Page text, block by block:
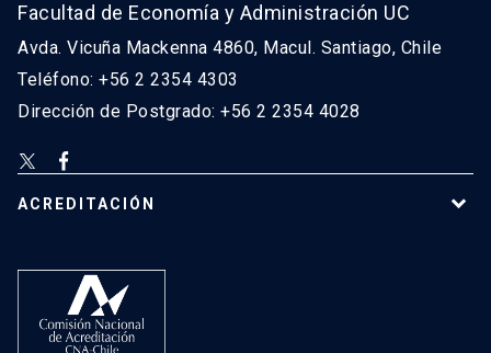
Facultad de Economía y Administración UC
Avda. Vicuña Mackenna 4860, Macul. Santiago, Chile
Teléfono: +56 2 2354 4303
Dirección de Postgrado: +56 2 2354 4028
ACREDITACIÓN